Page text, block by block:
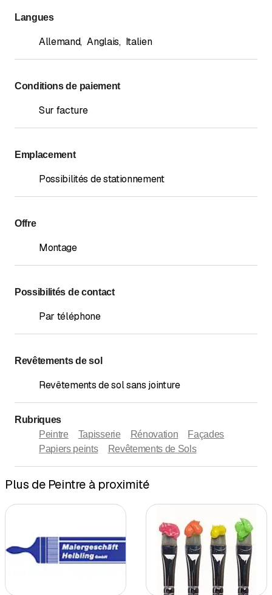
Langues
Allemand, Anglais, Italien
Conditions de paiement
Sur facture
Emplacement
Possibilités de stationnement
Offre
Montage
Possibilités de contact
Par téléphone
Revêtements de sol
Revêtements de sol sans jointure
Rubriques
Peintre
Tapisserie Rénovation
Façades
Papiers peints
Revêtements de Sols
Plus de Peintre à proximité